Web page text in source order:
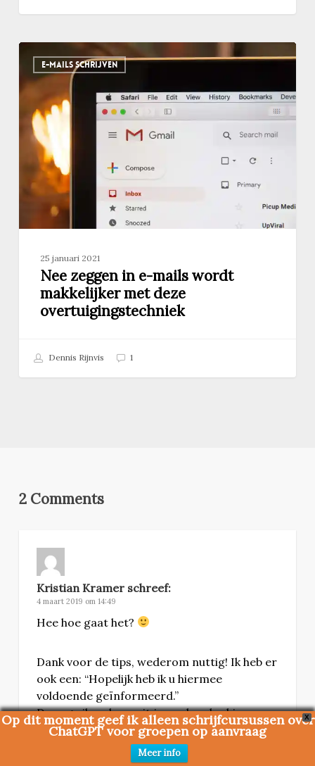
E-MAILS SCHRIJVEN
zeggen
in
mails
wordt
makkelijker
met
deze
overtuigingstechniek
25 januari 2021
Nee zeggen in e-mails wordt
makkelijker met deze
overtuigingstechniek
Dennis Rijnvis 1
2 Comments
Kristian Kramer schreef:
4 maart 2019 om 14:49
Hee hoe gaat het?
Dank voor de tips, wederom nuttig! Ik heb er
ook een: “Hopelijk heb ik u hiermee
voldoende geïnformeerd.”
Daar ga ik wel van uit ja, anders had je meer
informatie in de mail (brief) moeten zetten…
X
Op dit moment geef ik alleen schrijfcursussen over
ChatGPT voor groepen op aanvraag
Meer info